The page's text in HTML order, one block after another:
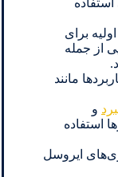
برای
از جمله
مانند
و
استفاده
ایروسل